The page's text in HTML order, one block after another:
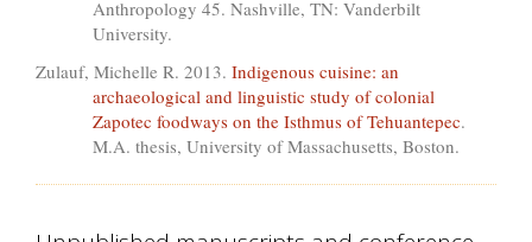
Anthropology 45. Nashville, TN: Vanderbilt
University.
Zulauf, Michelle R. 2013. Indigenous cuisine: an
archaeological and linguistic study of colonial
Zapotec foodways on the Isthmus of Tehuantepec.
M.A. thesis, University of Massachusetts, Boston.